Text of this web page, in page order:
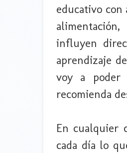
educativo con
influyen
aprendizaje
voy a poder
recomienda
En cualquier
cada día lo